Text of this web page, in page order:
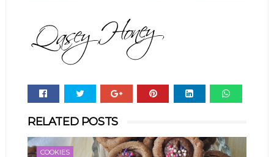
RELATED POSTS
COOKIES